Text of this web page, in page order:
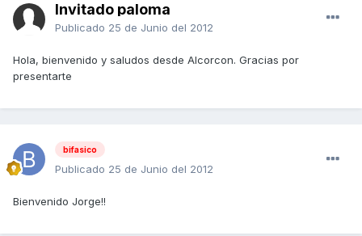
Invitado paloma
Publicado 25 de Junio del 2012
Hola, bienvenido y saludos desde Alcorcon. Gracias por
presentarte
bifasico
Publicado 25 de Junio del 2012
Bienvenido Jorge!!